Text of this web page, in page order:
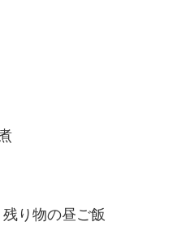
り物の昼ご飯